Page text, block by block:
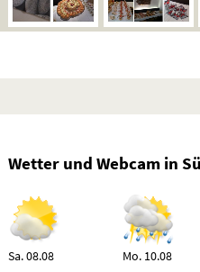
Wetter und Webcam in
Sa. 08.08 Mo. 10.08